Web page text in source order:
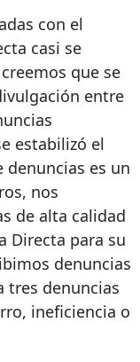
con el
casi se
que se
entre
estabilizó el
denuncias es un
nos
de alta calidad
Directa para su
denuncias
tres denuncias
ineficiencia o